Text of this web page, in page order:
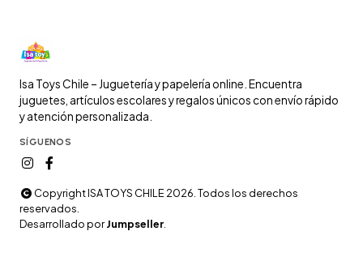
Isa Toys Chile – Juguetería y papelería online. Encuentra
juguetes, artículos escolares y regalos únicos con envío rápido
y atención personalizada.
SÍGUENOS
Copyright ISA TOYS CHILE 2026. Todos los derechos
reservados.
Desarrollado porJumpseller.